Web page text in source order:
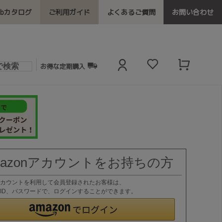
カタログ ご利用ガイド よくあるご質問 お問い合わせ
お得な定期購入
アカウントをお持ちの方
ウントを利用して会員登録されたお客様は、
、パスワードで、ログインすることができます。